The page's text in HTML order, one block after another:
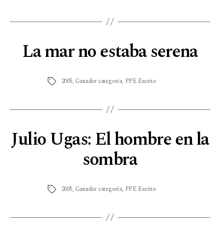
La mar no estaba serena
2005, Ganador categoría, PPE Escrito
Julio Ugas: El hombre en la
sombra
2005, Ganador categoría, PPE Escrito